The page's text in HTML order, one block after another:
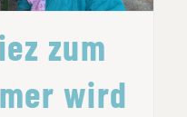
zum
wird